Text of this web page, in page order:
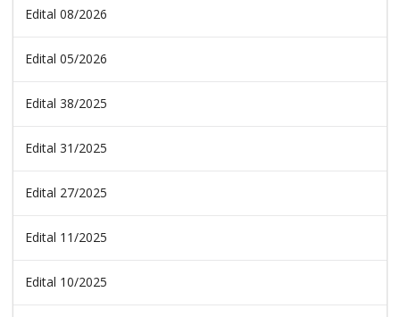
Edital 08/2026
Edital 05/2026
Edital 38/2025
Edital 31/2025
Edital 27/2025
Edital 11/2025
Edital 10/2025